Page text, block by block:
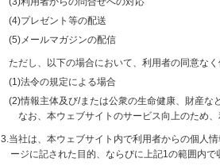
(4)プレゼント等の配送
(5)メールマガジンの配信
ただし、以下の場合において、利用者の同意な
(1)法令の規定による場合
(2)情報主体及び/または公衆の生命健康、財産な
なお、本ウェブサイトのサービス向上のため
3.当社は、本ウェブサイト内で利用者からの個人
ージに記された目的、ならびに上記1の範囲内で